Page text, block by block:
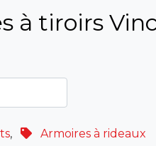
à tiroirs
, Armoires à rideaux